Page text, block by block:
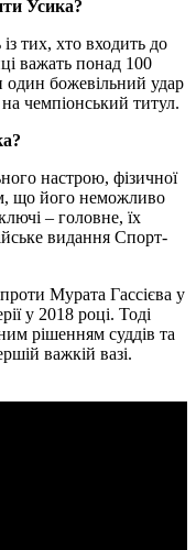
Усика?
тих, хто входить до
важать понад 100
один божевільний удар
чемпіонський титул.
настрою, фізичної
що його неможливо
– головне, їх
видання Спорт-
Мурата Гассієва у
у 2018 році. Тоді
рішенням суддів та
важкій вазі.